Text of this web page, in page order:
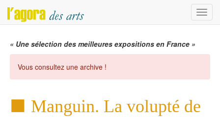
Menu
« Une sélection des meilleures expositions en France »
Vous consultez une archive !
Manguin. La volupté de